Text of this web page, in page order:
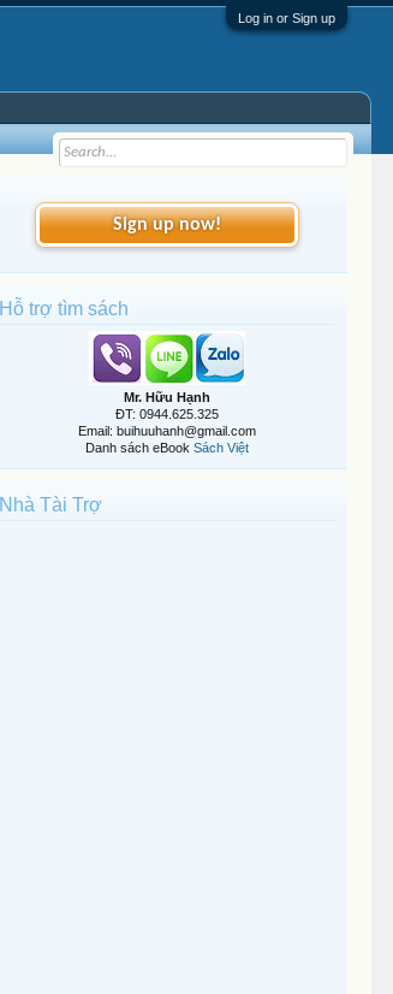
Log in or Sign up
Sign up now!
Hỗ trợ tìm sách
Mr. Hữu Hạnh
ĐT: 0944.625.325
Email: buihuuhanh@gmail.com
Danh sách eBook Sách Việt
Nhà Tài Trợ